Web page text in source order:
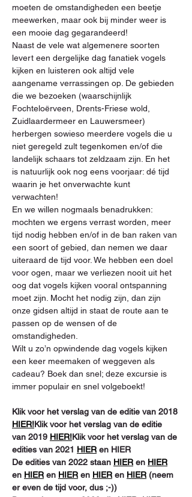
moeten de omstandigheden een beetje
meewerken, maar ook bij minder weer is
een mooie dag gegarandeerd!
Naast de vele wat algemenere soorten
levert een dergelijke dag fanatiek vogels
kijken en luisteren ook altijd vele
aangename verrassingen op. De gebieden
die we bezoeken (waarschijnlijk
Fochteloërveen, Drents-Friese wold,
Zuidlaardermeer en Lauwersmeer)
herbergen sowieso meerdere vogels die u
niet geregeld zult tegenkomen en/of die
landelijk schaars tot zeldzaam zijn. En het
is natuurlijk ook nog eens voorjaar: dé tijd
waarin je het onverwachte kunt
verwachten!
En we willen nogmaals benadrukken:
mochten we ergens verrast worden, meer
tijd nodig hebben en/of in de ban raken van
een soort of gebied, dan nemen we daar
uiteraard de tijd voor. We hebben een doel
voor ogen, maar we verliezen nooit uit het
oog dat vogels kijken vooral ontspanning
moet zijn. Mocht het nodig zijn, dan zijn
onze gidsen altijd in staat de route aan te
passen op de wensen of de
omstandigheden.
Wilt u zo’n opwindende dag vogels kijken
een keer meemaken of weggeven als
cadeau? Boek dan snel; deze excursie is
immer populair en snel volgeboekt!
Klik voor het verslag van de editie van 2018
HIER!Klik voor het verslag van de editie
van 2019 HIER!Klik voor het verslag van de
edities van 2021 HIER en HIER
De edities van 2022 staan HIER en HIER
en HIER en HIER en HIER en HIER (neem
er even de tijd voor, dus ;-))